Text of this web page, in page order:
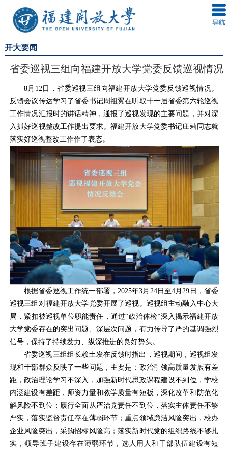
开大要闻
省委巡视三组向福建开放大学党委反馈巡视情况
8月12日，省委巡视三组向福建开放大学党委反馈巡视情况。
反馈会议传达学习了省委书记周祖翼在听取十一届省委第六轮巡视
工作情况汇报时的讲话精神，通报了巡视发现的主要问题，并对深
入抓好巡视整改工作提出要求。福建开放大学党委书记庄莉同志就
落实好巡视整改工作作了表态。
根据省委巡视工作统一部署，2025年3月24日至4月29日，省委
巡视三组对福建开放大学党委开展了巡视。巡视组主动融入中心大
局，紧扣被巡视单位职能责任，通过“政治体检”深入揭示福建开放
大学党委存在的突出问题、深层次问题，有力传导了严的基调强烈
信号，保持了持续发力、纵深推进的良好势头。
省委巡视三组组长赖土发在反馈时指出，巡视期间，巡视组发
现和干部群众反映了一些问题，主要是：政治引领高质量发展有差
距，政治理论学习不深入，加强新时代思政课程建设不到位，学校
内涵建设有差距，师资力量和教学质量有短板，深化改革和防范化
解风险不到位；履行全面从严治党责任不到位，落实主体责任不够
严实，落实监督责任存在薄弱环节；重点领域廉洁风险突出，校办
企业风险突出，采购招标风险高；落实新时代党的组织路线不够扎
实，领导班子建设存在薄弱环节，选人用人和干部队伍建设有短